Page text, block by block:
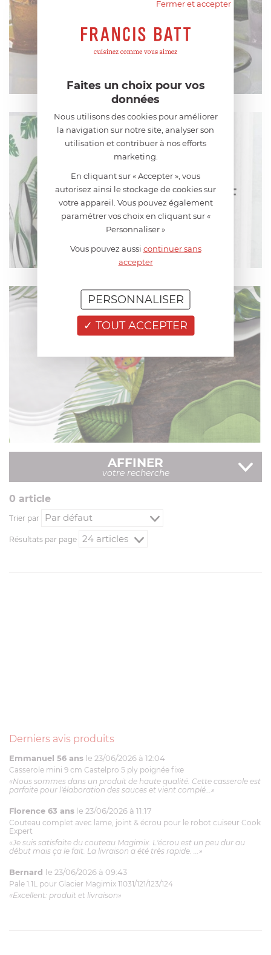
VERRES MEMENTO
EN SAVOIR PLUS
EN SAVOIR PLUS
PLATEAUX ET PLATS DE SERVICE
EN SAVOIR PLUS
AFFINER
votre recherche
0 article
Trier par
Résultats par page
Derniers avis produits
Emmanuel 56 ans le 23/06/2026 à 12:04
Casserole mini 9 cm Castelpro 5 ply poignée fixe
«Nous sommes dans un produit de haute qualité. Cette casserole est
parfaite pour l'élaboration des sauces et vient complé...»
Florence 63 ans le 23/06/2026 à 11:17
Couteau complet avec lame, joint & écrou pour le robot cuiseur Cook
Expert
«Je suis satisfaite du couteau Magimix. L'écrou est un peu dur au
début mais ça le fait. La livraison a été très rapide. ...»
Bernard le 23/06/2026 à 09:43
Pale 1.1L pour Glacier Magimix 11031/121/123/124
«Excellent: produit et livraison»
Fermer et accepter
Faites un choix pour vos
données
Nous utilisons des cookies pour améliorer
la navigation sur notre site, analyser son
utilisation et contribuer à nos efforts
marketing.
En cliquant sur « Accepter », vous
autorisez ainsi le stockage de cookies sur
votre appareil. Vous pouvez également
paramétrer vos choix en cliquant sur «
Personnaliser »
Vous pouvez aussi continuer sans
accepter
TOUT ACCEPTER
PERSONNALISER